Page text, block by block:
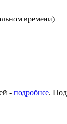
времени)
- подробнее.